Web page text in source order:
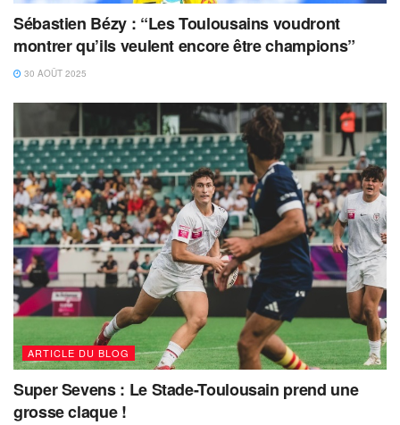
Sébastien Bézy : “Les Toulousains voudront
montrer qu’ils veulent encore être champions”
30 AOÛT 2025
ARTICLE DU BLOG
Super Sevens : Le Stade-Toulousain prend une
grosse claque !